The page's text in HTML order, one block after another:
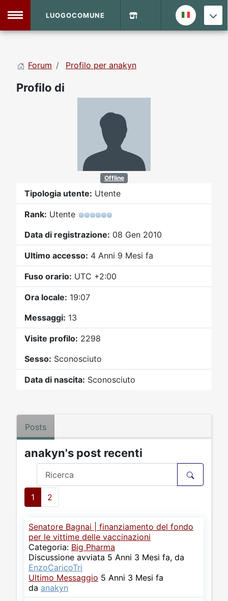
Forum
LUOGOCOMUNE
Forum Profilo per anakyn
Profilo di
Offline
Tipologia utente: Utente
Rank: Utente
Data di registrazione: 08 Gen 2010
Ultimo accesso: 4 Anni 9 Mesi fa
Fuso orario: UTC +2:00
Ora locale: 19:07
Messaggi: 13
Visite profilo: 2298
Sesso: Sconosciuto
Data di nascita: Sconosciuto
Posts
anakyn's post recenti
1 2
Senatore Bagnai | finanziamento del fondo
per le vittime delle vaccinazioni
Categoria: Big Pharma
Discussione avviata 5 Anni 3 Mesi fa, da
EnzoCaricoTri
Ultimo Messaggio 5 Anni 3 Mesi fa
da anakyn